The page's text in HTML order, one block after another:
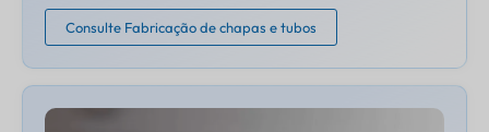
Consulte Fabricação de chapas e tubos